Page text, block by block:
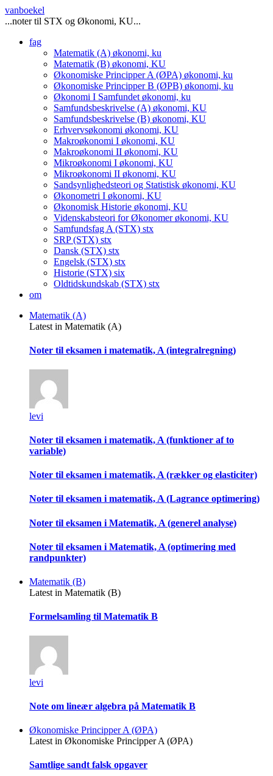
vanboekel
...noter til STX og Økonomi, KU...
fag
Matematik (A) økonomi, ku
Matematik (B) økonomi, KU
Økonomiske Principper A (ØPA) økonomi, ku
Økonomiske Principper B (ØPB) økonomi, ku
Økonomi I Samfundet økonomi, ku
Samfundsbeskrivelse (A) økonomi, KU
Samfundsbeskrivelse (B) økonomi, KU
Erhvervsøkonomi økonomi, KU
Makroøkonomi I økonomi, KU
Makroøkonomi II økonomi, KU
Mikroøkonomi I økonomi, KU
Mikroøkonomi II økonomi, KU
Sandsynlighedsteori og Statistisk økonomi, KU
Økonometri I økonomi, KU
Økonomisk Historie økonomi, KU
Videnskabsteori for Økonomerøkonomi, KU
Samfundsfag A (STX) stx
SRP (STX) stx
Dansk (STX) stx
Engelsk (STX) stx
Historie (STX) six
Oldtidskundskab (STX) stx
om
Matematik (A)
Latest in Matematik (A)
Noter til eksamen i matematik, A (integralregning)
levi
Noter til eksamen i matematik, A (funktioner af to
variable)
Noter til eksamen i matematik, A (rækker og elasticiter)
Noter til eksamen i matematik, A (Lagrance optimering)
Noter til eksamen i Matematik, A (generel analyse)
Noter til eksamen i Matematik, A (optimering med
randpunkter)
Matematik (B)
Latest in Matematik (B)
Formelsamling til Matematik B
levi
Note om lineær algebra på Matematik B
Økonomiske Principper A (ØPA)
Latest in Økonomiske Principper A (ØPA)
Samtlige sandt falsk opgaver